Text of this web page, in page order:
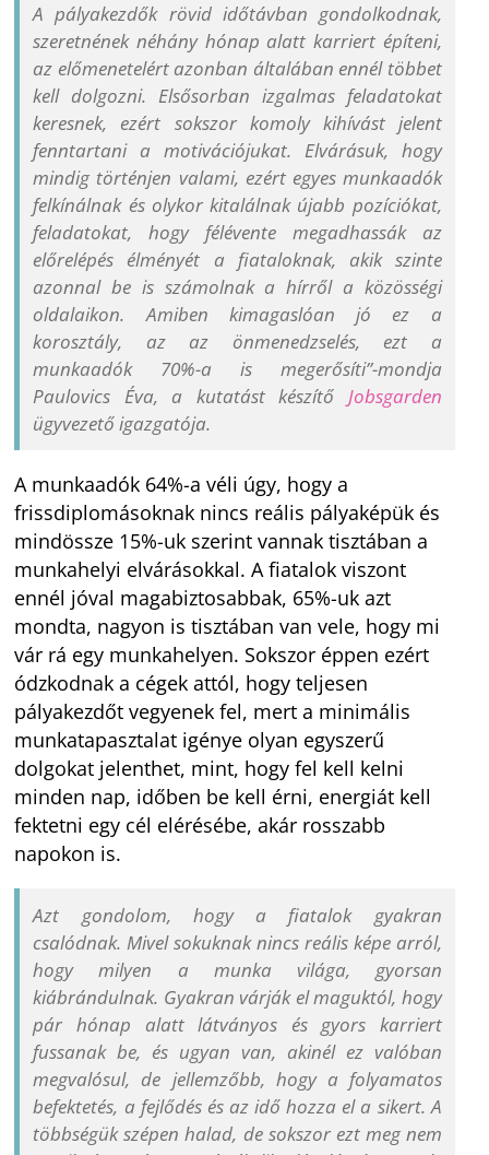
A pályakezdők rövid időtávban gondolkodnak,
szeretnének néhány hónap alatt karriert építeni,
az előmenetelért azonban általában ennél többet
kell dolgozni. Elsősorban izgalmas feladatokat
keresnek, ezért sokszor komoly kihívást jelent
fenntartani a motivációjukat. Elvárásuk, hogy
mindig történjen valami, ezért egyes munkaadók
felkínálnak és olykor kitalálnak újabb pozíciókat,
feladatokat, hogy félévente megadhassák az
előrelépés élményét a fiataloknak, akik szinte
azonnal be is számolnak a hírről a közösségi
oldalaikon. Amiben kimagaslóan jó ez a
korosztály, az az önmenedzselés, ezt a
munkaadók 70%-a is megerősíti”-mondja
Paulovics Éva, a kutatást készítő Jobsgarden
ügyvezető igazgatója.
A munkaadók 64%-a véli úgy, hogy a
frissdiplomásoknak nincs reális pályaképük és
mindössze 15%-uk szerint vannak tisztában a
munkahelyi elvárásokkal. A fiatalok viszont
ennél jóval magabiztosabbak, 65%-uk azt
mondta, nagyon is tisztában van vele, hogy mi
vár rá egy munkahelyen. Sokszor éppen ezért
ódzkodnak a cégek attól, hogy teljesen
pályakezdőt vegyenek fel, mert a minimális
munkatapasztalat igénye olyan egyszerű
dolgokat jelenthet, mint, hogy fel kell kelni
minden nap, időben be kell érni, energiát kell
fektetni egy cél elérésébe, akár rosszabb
napokon is.
Azt gondolom, hogy a fiatalok gyakran
csalódnak. Mivel sokuknak nincs reális képe arról,
hogy milyen a munka világa, gyorsan
kiábrándulnak. Gyakran várják el maguktól, hogy
pár hónap alatt látványos és gyors karriert
fussanak be, és ugyan van, akinél ez valóban
megvalósul, de jellemzőbb, hogy a folyamatos
befektetés, a fejlődés és az idő hozza el a sikert. A
többségük szépen halad, de sokszor ezt meg nem